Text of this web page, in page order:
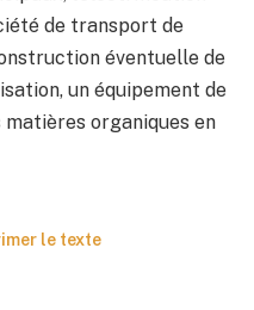
de transport de
éventuelle de
un équipement de
organiques en
le texte